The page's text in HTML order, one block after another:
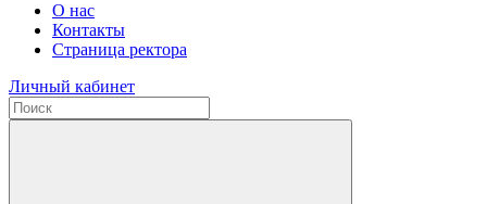
О нас
Контакты
Страница ректора
Личный кабинет